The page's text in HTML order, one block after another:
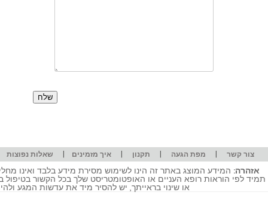
צור קשר | מפת הגעה | תקנון |איך מזמינים | שאלות נפוצות
אזהרה: המידע המוצג באתר זה הינו לשימוש מסירת מידע בלבד ואינו
תמיד לפי הוראות רופא העניים או האופטומטריסט שלך בכל הקשור
או שינוי בראייתך, יש להסיר מיד את עדשות המגע